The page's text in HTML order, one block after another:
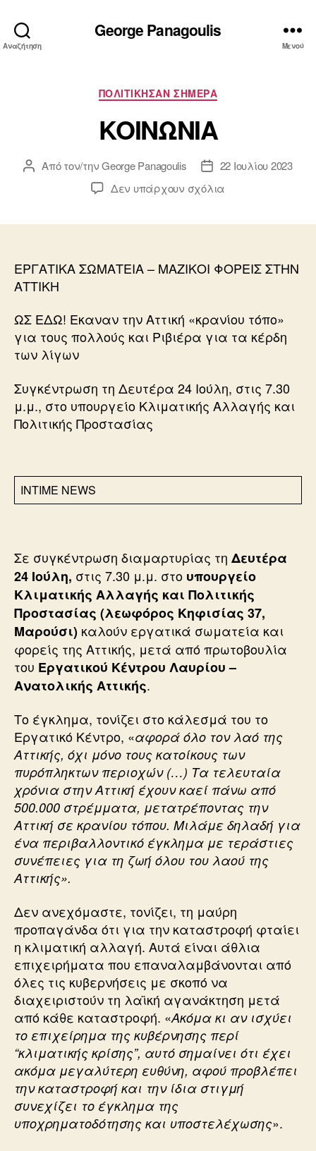
Αναζήτηση
George Panagoulis
Μενού
Κατηγορίες
ΠΟΛΙΤΙΚΗΣΑΝ ΣΗΜΕΡΑ
ΚΟΙΝΩΝΙΑ
Συντάκτης
Από τον/τηνGeorge Panagoulis
Ημ.
δημοσίευσης
22 Ιουλίου 2023
Δεν υπάρχουν σχόλια
ΕΡΓΑΤΙΚΑ ΣΩΜΑΤΕΙΑ – ΜΑΖΙΚΟΙ ΦΟΡΕΙΣ ΣΤΗΝ
ΑΤΤΙΚΗ
ΩΣ ΕΔΩ! Εκαναν την Αττική «κρανίου τόπο»
για τους πολλούς και Ριβιέρα για τα κέρδη
των λίγων
Συγκέντρωση τη Δευτέρα 24 Ιούλη, στις 7.30
μ.μ., στο υπουργείο Κλιματικής Αλλαγής και
Πολιτικής Προστασίας
INTIME NEWS
Σε συγκέντρωση διαμαρτυρίας τη Δευτέρα
24 Ιούλη, στις 7.30 μ.μ. στο υπουργείο
Κλιματικής Αλλαγής και Πολιτικής
Προστασίας (λεωφόρος Κηφισίας 37,
Μαρούσι) καλούν εργατικά σωματεία και
φορείς της Αττικής, μετά από πρωτοβουλία
του Εργατικού Κέντρου Λαυρίου –
Ανατολικής Αττικής.
Το έγκλημα, τονίζει στο κάλεσμά του το
Εργατικό Κέντρο, «αφορά όλο τον λαό της
Αττικής, όχι μόνο τους κατοίκους των
πυρόπληκτων περιοχών (…) Τα τελευταία
χρόνια στην Αττική έχουν καεί πάνω από
500.000 στρέμματα, μετατρέποντας την
Αττική σε κρανίου τόπου. Μιλάμε δηλαδή για
ένα περιβαλλοντικό έγκλημα με τεράστιες
συνέπειες για τη ζωή όλου του λαού της
Αττικής».
Δεν ανεχόμαστε, τονίζει, τη μαύρη
προπαγάνδα ότι για την καταστροφή φταίει
η κλιματική αλλαγή. Αυτά είναι άθλια
επιχειρήματα που επαναλαμβάνονται από
όλες τις κυβερνήσεις με σκοπό να
διαχειριστούν τη λαϊκή αγανάκτηση μετά
από κάθε καταστροφή. «Ακόμα κι αν ισχύει
το επιχείρημα της κυβέρνησης περί
“κλιματικής κρίσης”, αυτό σημαίνει ότι έχει
ακόμα μεγαλύτερη ευθύνη, αφού προβλέπει
την καταστροφή και την ίδια στιγμή
συνεχίζει το έγκλημα της
υποχρηματοδότησης και υποστελέχωσης».